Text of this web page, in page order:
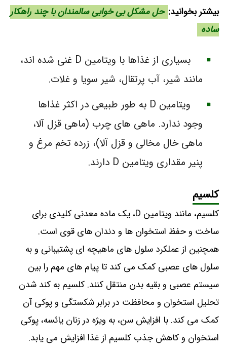
بیشتر بخوانید: حل مشکل بی خوابی سالمندان با چند راهکار
ساده
بسیاری از غذاها با ویتامین D غنی شده اند،
مانند شیر، آب پرتقال، شیر سویا و غلات.
ویتامین D به طور طبیعی در اکثر غذاها
وجود ندارد. ماهی های چرب (ماهی قزل آلا،
ماهی خال مخالی و قزل آلا)، زرده تخم مرغ و
پنیر مقداری ویتامین D دارند.
کلسیم
کلسیم، مانند ویتامین D، یک ماده معدنی کلیدی برای
ساخت و حفظ استخوان ها و دندان های قوی است.
همچنین از عملکرد سلول های ماهیچه ای پشتیبانی و به
سلول های عصبی کمک می کند تا پیام های مهم را بین
سیستم عصبی و بقیه بدن منتقل کنند. کلسیم به کند شدن
تحلیل استخوان و محافظت در برابر شکستگی و پوکی آن
کمک می کند. با افزایش سن، به ویژه در زنان یائسه، پوکی
استخوان و کاهش جذب کلسیم از غذا افزایش می یابد.